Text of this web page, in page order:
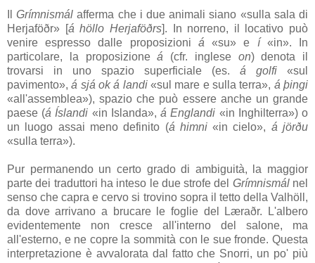
IlGrímnismál afferma che i due animali siano «sulla sala di
Herjaföðr» [á höllo Herjaföðrs]. In norreno, il locativo può
venire espresso dalle proposizioni á«su» e í«in». In
particolare, la proposizioneá (cfr. inglese on) denota il
trovarsi in uno spazio superficiale (es. á golfi «sul
pavimento»,á sjá ok á landi«sul mare e sulla terra», á þingi
«all'assemblea»), spazio che può essere anche un grande
paese (á Íslandi «in Islanda»,á Englandi «in Inghilterra») o
un luogo assai meno definito (á himni«in cielo», á jörðu
«sulla terra»).
Pur permanendo un certo grado di ambiguità, la maggior
parte dei traduttori ha inteso le due strofe del Grímnismálnel
senso che capra e cervo si trovino sopra il tetto della Valhöll ,
da dove arrivano a brucare le foglie del
Læraðr. L'albero
evidentemente non cresce all'interno del salone, ma
all'esterno, e ne copre la sommità con le sue fronde. Questa
interpretazione è avvalorata dal fatto che Snorri, un po' più